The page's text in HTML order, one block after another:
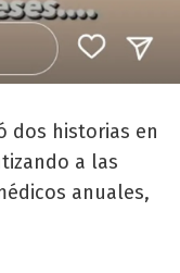
dos historias en
a las
anuales,